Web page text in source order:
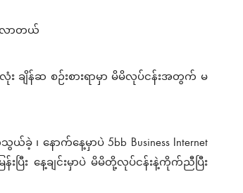
လာတယ်
ချိန်ဆ စဉ်းစားရာမှာ မိမိလုပ်ငန်းအတွက် မ
၊ နောက်နေ့မှာပဲ 5bb Business Internet
ပြီး နေ့ချင်းမှာပဲ မိမိတို့လုပ်ငန်းနဲ့ကိုက်ညီပြီး